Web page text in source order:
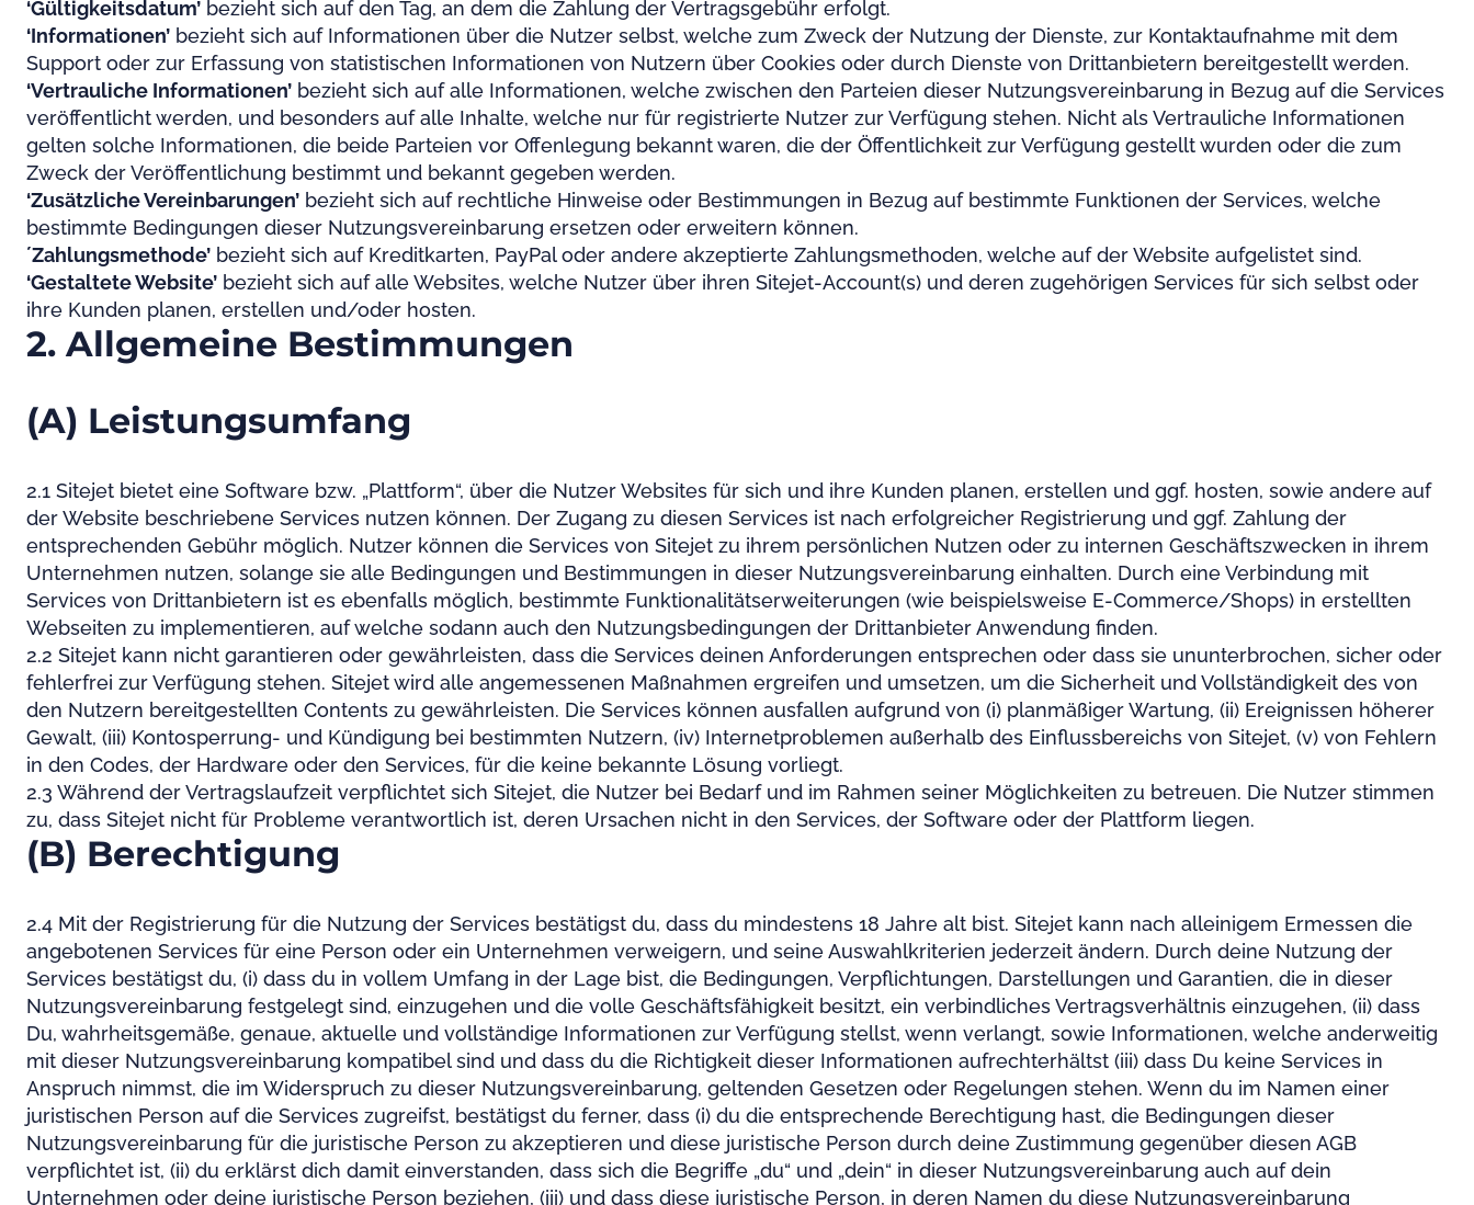
‘Gültigkeitsdatum’ bezieht sich auf den Tag, an dem die Zahlung der Vertragsgebühr erfolgt.
‘Informationen’ bezieht sich auf Informationen über die Nutzer selbst, welche zum Zweck der Nutzung der Dienste, zur Kontaktaufnahme mit dem
Support oder zur Erfassung von statistischen Informationen von Nutzern über Cookies oder durch Dienste von Drittanbietern bereitgestellt werden.
‘Vertrauliche Informationen’ bezieht sich auf alle Informationen, welche zwischen den Parteien dieser Nutzungsvereinbarung in Bezug auf die Services
veröffentlicht werden, und besonders auf alle Inhalte, welche nur für registrierte Nutzer zur Verfügung stehen. Nicht als Vertrauliche Informationen
gelten solche Informationen, die beide Parteien vor Offenlegung bekannt waren, die der Öffentlichkeit zur Verfügung gestellt wurden oder die zum
Zweck der Veröffentlichung bestimmt und bekannt gegeben werden.
‘Zusätzliche Vereinbarungen’ bezieht sich auf rechtliche Hinweise oder Bestimmungen in Bezug auf bestimmte Funktionen der Services, welche
bestimmte Bedingungen dieser Nutzungsvereinbarung ersetzen oder erweitern können.
´Zahlungsmethode’ bezieht sich auf Kreditkarten, PayPal oder andere akzeptierte Zahlungsmethoden, welche auf der Website aufgelistet sind.
‘Gestaltete Website’ bezieht sich auf alle Websites, welche Nutzer über ihren Sitejet-Account(s) und deren zugehörigen Services für sich selbst oder
ihre Kunden planen, erstellen und/oder hosten.
2. Allgemeine Bestimmungen
(A) Leistungsumfang
2.1 Sitejet bietet eine Software bzw. „Plattform“, über die Nutzer Websites für sich und ihre Kunden planen, erstellen und ggf. hosten, sowie andere auf
der Website beschriebene Services nutzen können. Der Zugang zu diesen Services ist nach erfolgreicher Registrierung und ggf. Zahlung der
entsprechenden Gebühr möglich. Nutzer können die Services von Sitejet zu ihrem persönlichen Nutzen oder zu internen Geschäftszwecken in ihrem
Unternehmen nutzen, solange sie alle Bedingungen und Bestimmungen in dieser Nutzungsvereinbarung einhalten. Durch eine Verbindung mit
Services von Drittanbietern ist es ebenfalls möglich, bestimmte Funktionalitätserweiterungen (wie beispielsweise E-Commerce/Shops) in erstellten
Webseiten zu implementieren, auf welche sodann auch den Nutzungsbedingungen der Drittanbieter Anwendung finden.
2.2 Sitejet kann nicht garantieren oder gewährleisten, dass die Services deinen Anforderungen entsprechen oder dass sie ununterbrochen, sicher oder
fehlerfrei zur Verfügung stehen. Sitejet wird alle angemessenen Maßnahmen ergreifen und umsetzen, um die Sicherheit und Vollständigkeit des von
den Nutzern bereitgestellten Contents zu gewährleisten. Die Services können ausfallen aufgrund von (i) planmäßiger Wartung, (ii) Ereignissen höherer
Gewalt, (iii) Kontosperrung- und Kündigung bei bestimmten Nutzern, (iv) Internetproblemen außerhalb des Einflussbereichs von Sitejet, (v) von Fehlern
in den Codes, der Hardware oder den Services, für die keine bekannte Lösung vorliegt.
2.3 Während der Vertragslaufzeit verpflichtet sich Sitejet, die Nutzer bei Bedarf und im Rahmen seiner Möglichkeiten zu betreuen. Die Nutzer stimmen
zu, dass Sitejet nicht für Probleme verantwortlich ist, deren Ursachen nicht in den Services, der Software oder der Plattform liegen.
(B) Berechtigung
2.4 Mit der Registrierung für die Nutzung der Services bestätigst du, dass du mindestens 18 Jahre alt bist. Sitejet kann nach alleinigem Ermessen die
angebotenen Services für eine Person oder ein Unternehmen verweigern, und seine Auswahlkriterien jederzeit ändern. Durch deine Nutzung der
Services bestätigst du, (i) dass du in vollem Umfang in der Lage bist, die Bedingungen, Verpflichtungen, Darstellungen und Garantien, die in dieser
Nutzungsvereinbarung festgelegt sind, einzugehen und die volle Geschäftsfähigkeit besitzt, ein verbindliches Vertragsverhältnis einzugehen, (ii) dass
Du, wahrheitsgemäße, genaue, aktuelle und vollständige Informationen zur Verfügung stellst, wenn verlangt, sowie Informationen, welche anderweitig
mit dieser Nutzungsvereinbarung kompatibel sind und dass du die Richtigkeit dieser Informationen aufrechterhältst (iii) dass Du keine Services in
Anspruch nimmst, die im Widerspruch zu dieser Nutzungsvereinbarung, geltenden Gesetzen oder Regelungen stehen. Wenn du im Namen einer
juristischen Person auf die Services zugreifst, bestätigst du ferner, dass (i) du die entsprechende Berechtigung hast, die Bedingungen dieser
Nutzungsvereinbarung für die juristische Person zu akzeptieren und diese juristische Person durch deine Zustimmung gegenüber diesen AGB
verpflichtet ist, (ii) du erklärst dich damit einverstanden, dass sich die Begriffe „du“ und „dein“ in dieser Nutzungsvereinbarung auch auf dein
Unternehmen oder deine juristische Person beziehen, (iii) und dass diese juristische Person, in deren Namen du diese Nutzungsvereinbarung